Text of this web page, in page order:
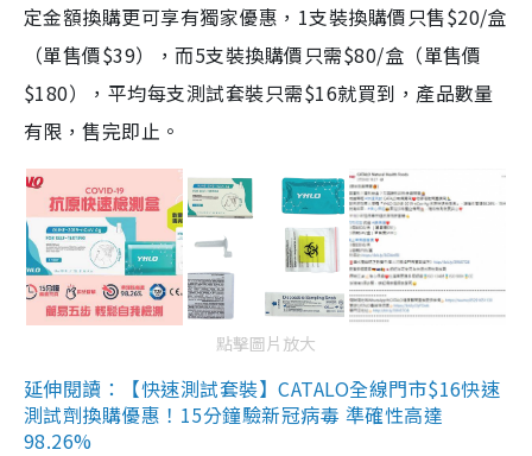
定金額換購更可享有獨家優惠，1支裝換購價只售$20/盒
（單售價$39），而5支裝換購價只需$80/盒（單售價
$180），平均每支測試套裝只需$16就買到，產品數量
有限，售完即止。
點擊圖片放大
延伸閱讀：【快速測試套裝】CATALO全線門市$16快速
測試劑換購優惠！15分鐘驗新冠病毒 準確性高達
98.26%